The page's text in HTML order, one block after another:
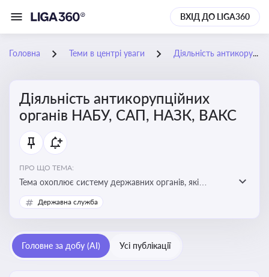
ВХІД ДО LIGA360
Головна Теми в центрі уваги Діяльність антикорупційних органів НАБУ, САП, НАЗК, ВАКС
Діяльність антикорупційних
органів НАБУ, САП, НАЗК, ВАКС
ПРО ЩО ТЕМА:
Тема охоплює систему державних органів, які
здійснюють запобігання, виявлення та розслідування
корупційних правопорушень, що є ключовим
у державному управлінні та бізнесі
Державна служба
Головне за добу (AI) Усі публікації